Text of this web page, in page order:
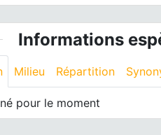
Informations
Milieu Répartition
pour le moment